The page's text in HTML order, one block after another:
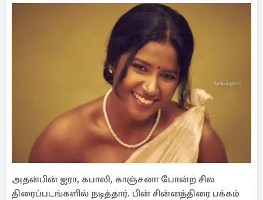
அதன்பின் ஐரா, கபாலி, காஞ்சனா போன்ற சில
திரைப்படங்களில் நடித்தார். பின் சின்னத்திரை பக்கம்